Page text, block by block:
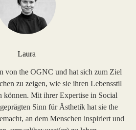
Laura
von the OGNC und hat sich zum Ziel
zu zeigen, wie sie ihren Lebensstil
können. Mit ihrer Expertise in Social
Sinn für Ästhetik hat sie the
an dem Menschen inspiriert und